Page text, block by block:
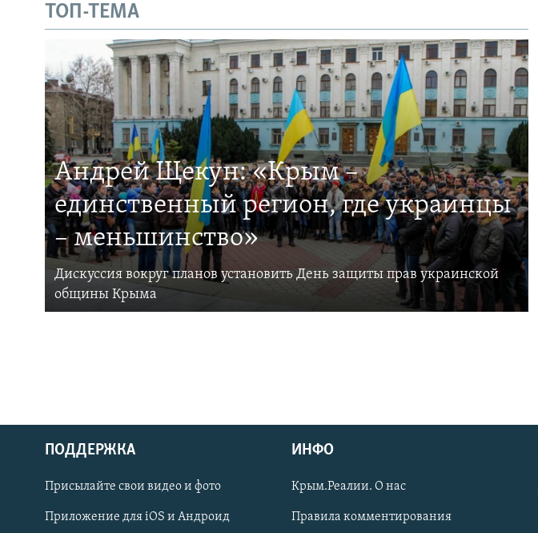
Українською
Qırımtatar
ТОП-ТЕМА
Андрей Щекун: «Крым –
единственный регион, где украинцы
– меньшинство»
Дискуссия вокруг планов установить День защиты прав украинской
общины Крыма
ПОДДЕРЖКА
Присылайте свои видео и фото
Приложение для iOS и Андроид
ИНФО
Крым.Реалии. О нас
Правила комментирования